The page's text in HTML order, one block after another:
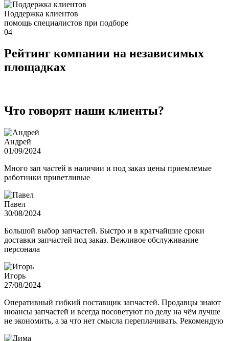
Поддержка клиентов
помощь специалистов при подборе
04
Рейтинг компании на независимых
площадках
Что говорят наши клиенты?
Андрей
01/09/2024
Много зап частей в наличии и под заказ цены приемлемые
работники приветливые
Павел
30/08/2024
Большой выбор запчастей. Быстро и в кратчайшие сроки
доставки запчастей под заказ. Вежливое обслуживание
персонала
Игорь
27/08/2024
Оперативный гибкий поставщик запчастей. Продавцы знают
нюансы запчастей и всегда посоветуют по делу на чём лучше
не экономить, а за что нет смысла переплачивать. Рекомендую